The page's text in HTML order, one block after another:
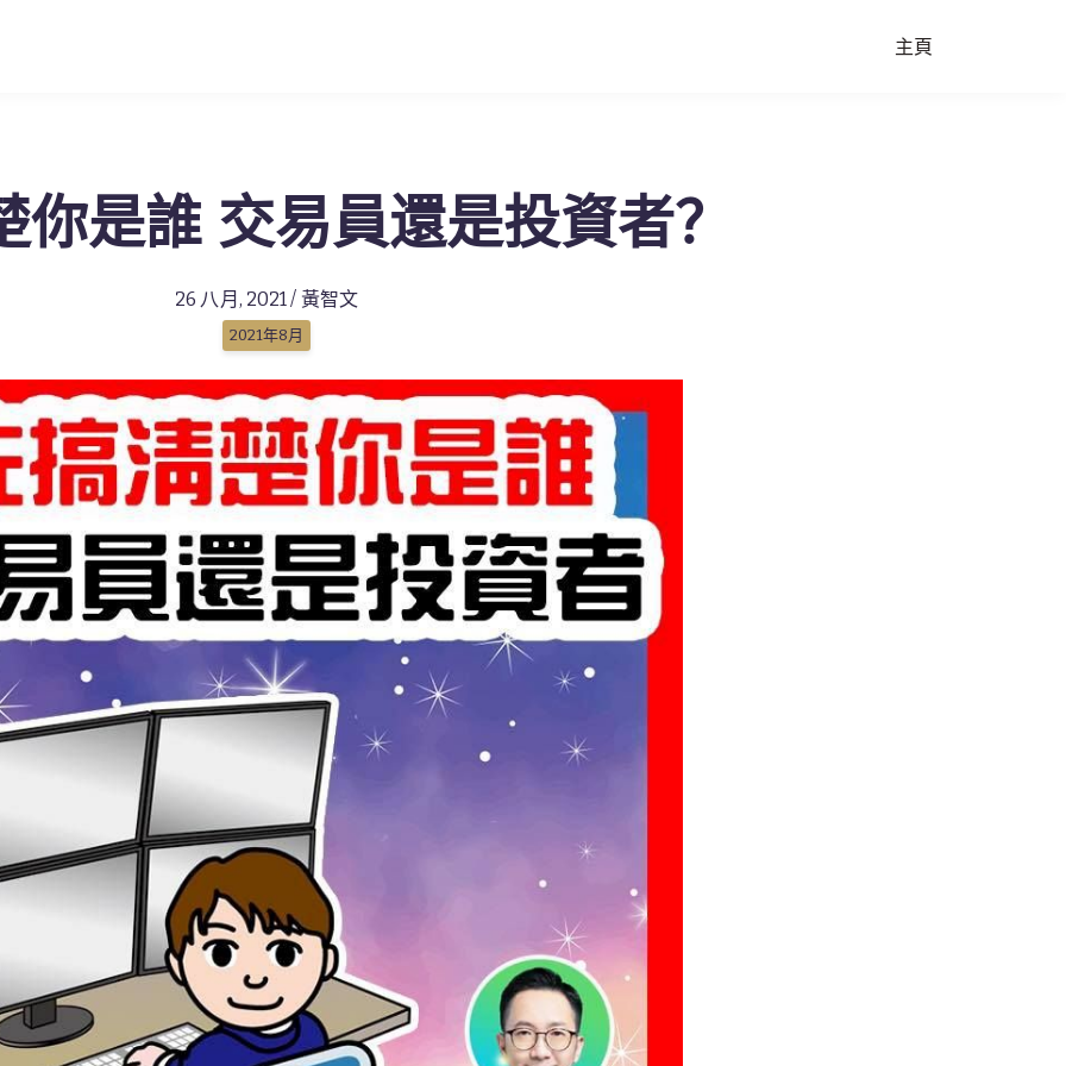
主頁
你是誰 交易員還是投資者？
26 八月, 2021 / 黃智文
2021年8月